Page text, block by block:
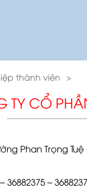
thành viên
và vật liệu xây
La
TY CỔ
Phan Trọng
–